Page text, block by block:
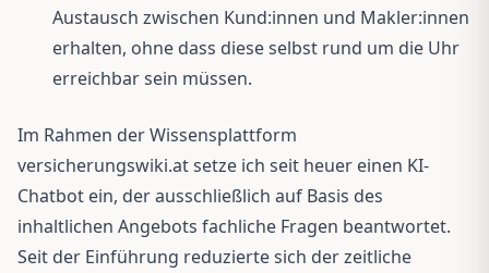
Austausch zwischen Kund:innen und Makler:innen
erhalten, ohne dass diese selbst rund um die Uhr
erreichbar sein müssen.
Im Rahmen der Wissensplattform
versicherungswiki.at setze ich seit heuer einen KI-
Chatbot ein, der ausschließlich auf Basis des
inhaltlichen Angebots fachliche Fragen beantwortet.
Seit der Einführung reduzierte sich der zeitliche